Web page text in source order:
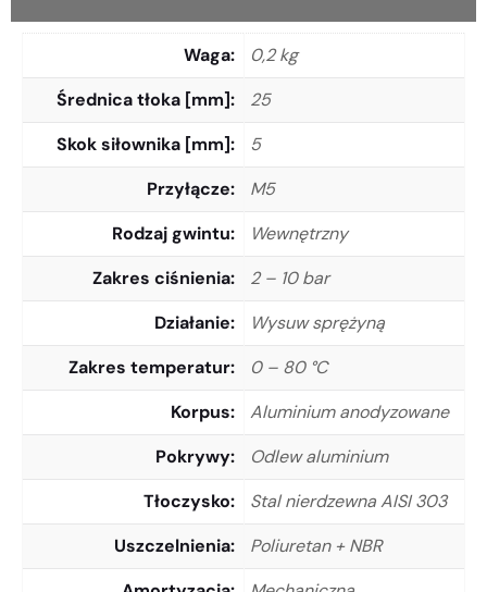
Waga
0,2 kg
Średnica tłoka [mm]
25
Skok siłownika [mm]
5
Przyłącze
M5
Rodzaj gwintu
Wewnętrzny
Zakres ciśnienia
2 – 10 bar
Działanie
Wysuw sprężyną
Zakres temperatur
0 – 80 °C
Korpus
Aluminium anodyzowane
Pokrywy
Odlew aluminium
Tłoczysko
Stal nierdzewna AISI 303
Uszczelnienia
Poliuretan + NBR